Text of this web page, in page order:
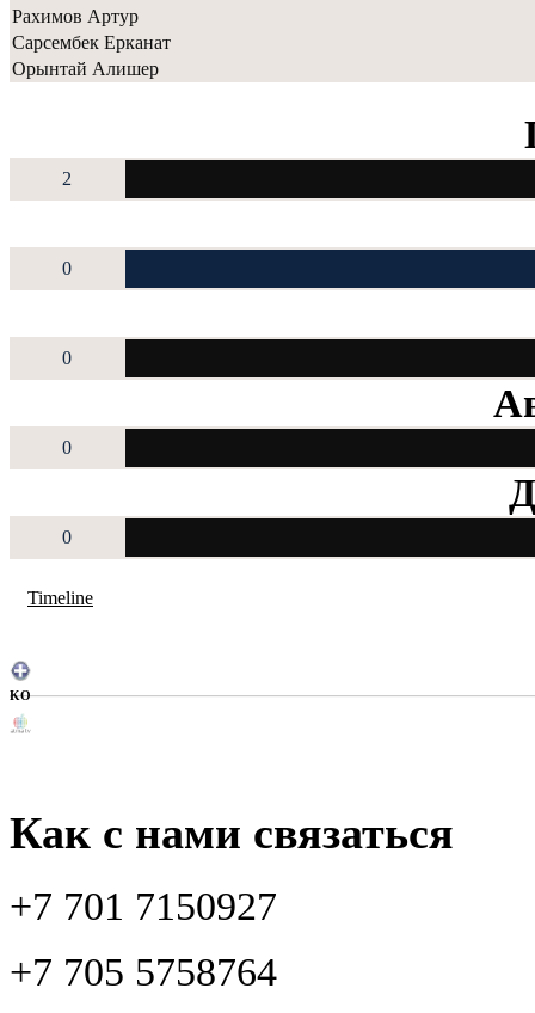
Рахимов Артур
Сарсембек Ерканат
Орынтай Алишер
2
0
0
0
0
Timeline
KO
Как с нами связаться
+7 701 7150927
+7 705 5758764